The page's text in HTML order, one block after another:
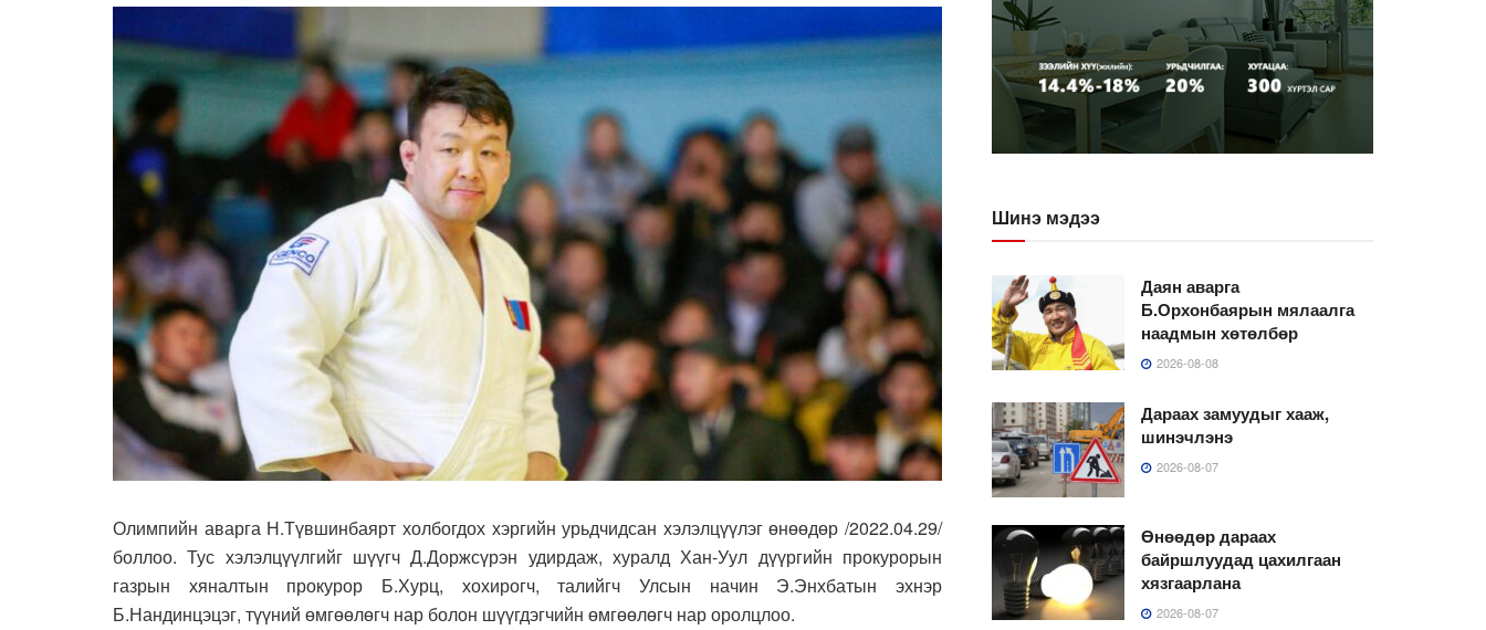
Олимпийн аварга Н.Түвшинбаярт холбогдох хэргийн урьдчидсан хэлэлцүүлэг өнөөдөр /2022.04.29/
боллоо. Тус хэлэлцүүлгийг шүүгч Д.Доржсүрэн удирдаж, хуралд Хан-Уул дүүргийн прокурорын
газрын хяналтын прокурор Б.Хурц, хохирогч, талийгч Улсын начин Э.Энхбатын эхнэр
Б.Нандинцэцэг, түүний өмгөөлөгч нар болон шүүгдэгчийн өмгөөлөгч нар оролцлоо.
Шинэ мэдээ
Даян аварга
Б.Орхонбаярын мялаалга
наадмын хөтөлбөр
2026-08-08
Дараах замуудыг хааж,
шинэчлэнэ
2026-08-07
Өнөөдөр дараах
байршлуудад цахилгаан
хязгаарлана
2026-08-07